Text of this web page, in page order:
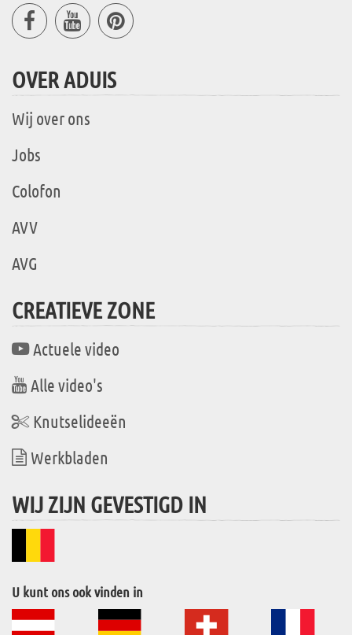
OVER ADUIS
Wij over ons
Jobs
Colofon
AVV
AVG
CREATIEVE ZONE
Actuele video
Alle video's
Knutselideeën
Werkbladen
WIJ ZIJN GEVESTIGD IN
U kunt ons ook vinden in